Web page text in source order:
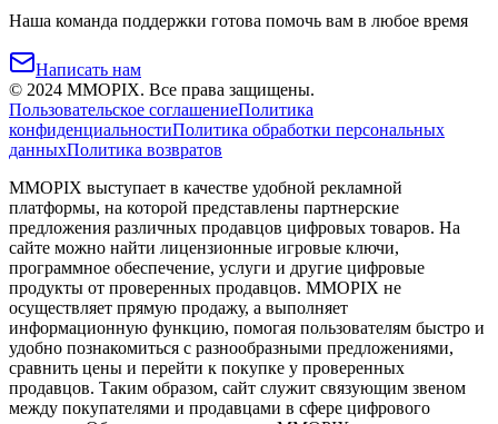
Наша команда поддержки готова помочь вам в любое время
Написать нам
© 2024 MMOPIX. Все права защищены.
Пользовательское соглашениеПолитика
конфиденциальностиПолитика обработки персональных
данныхПолитика возвратов
MMOPIX выступает в качестве удобной рекламной
платформы, на которой представлены партнерские
предложения различных продавцов цифровых товаров. На
сайте можно найти лицензионные игровые ключи,
программное обеспечение, услуги и другие цифровые
продукты от проверенных продавцов. MMOPIX не
осуществляет прямую продажу, а выполняет
информационную функцию, помогая пользователям быстро и
удобно познакомиться с разнообразными предложениями,
сравнить цены и перейти к покупке у проверенных
продавцов. Таким образом, сайт служит связующим звеном
между покупателями и продавцами в сфере цифрового